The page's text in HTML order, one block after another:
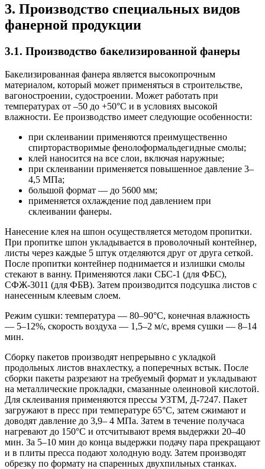
3. Производство специальных видов
фанерной продукции
3.1. Производство бакелизированной фанеры
Бакелизированная фанера является высокопрочным
материалом, который может применяться в строительстве,
вагоностроении, судостроении. Может работать при
температурах от –50 до +50°C и в условиях высокой
влажности. Ее производство имеет следующие особенности:
при склеивании применяются преимущественно
спирторастворимые фенолоформальдегидные смолы;
клей наносится на все слои, включая наружные;
при склеивании применяется повышенное давление 3–
4,5 МПа;
большой формат — до 5600 мм;
применяется охлаждение под давлением при
склеивании фанеры.
Нанесение клея на шпон осуществляется методом пропитки.
При пропитке шпон укладывается в проволочный контейнер,
листы через каждые 5 штук отделяются друг от друга сеткой.
После пропитки контейнер поднимается и излишки смолы
стекают в ванну. Применяются лаки СБС-1 (для ФБС),
СФЖ-3011 (для ФБВ). Затем производится подсушка листов с
нанесенным клеевым слоем.
Режим сушки: температура — 80–90°C, конечная влажность
— 5–12%, скорость воздуха — 1,5–2 м/с, время сушки — 8–14
мин.
Сборку пакетов производят непрерывно с укладкой
продольных листов внахлестку, а поперечных встык. После
сборки пакеты разрезают на требуемый формат и укладывают
на металлические прокладки, смазанные олеиновой кислотой.
Для склеивания применяются прессы УЗТМ, Д-7247. Пакет
загружают в пресс при температуре 65°C, затем сжимают и
доводят давление до 3,9– 4 МПа. Затем в течение получаса
нагревают до 150°C и отсчитывают время выдержки 20–40
мин. За 5–10 мин до конца выдержки подачу пара прекращают
и в плиты пресса подают холодную воду. Затем производят
обрезку по формату на спаренных двухпильных станках.